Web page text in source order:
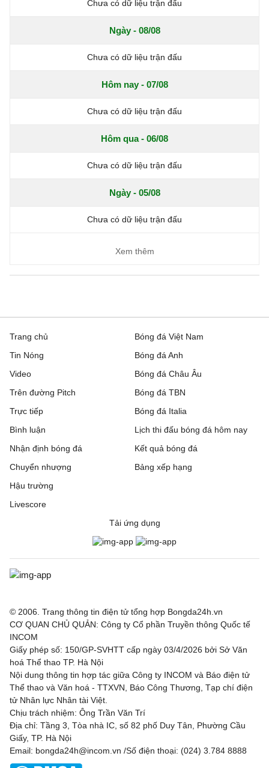
Chưa có dữ liệu trận đấu
Ngày - 08/08
Chưa có dữ liệu trận đấu
Hôm nay - 07/08
Chưa có dữ liệu trận đấu
Hôm qua - 06/08
Chưa có dữ liệu trận đấu
Ngày - 05/08
Chưa có dữ liệu trận đấu
Xem thêm
Trang chủ
Tin Nóng
Video
Trên đường Pitch
Trực tiếp
Bóng đá Việt Nam
Bóng đá Anh
Bóng đá Châu Âu
Bóng đá TBN
Bóng đá Italia
Bình luận
Nhận định bóng đá
Chuyển nhượng
Hậu trường
Livescore
Lịch thi đấu bóng đá hôm nay
Kết quả bóng đá
Bảng xếp hạng
Tải ứng dụng
© 2006. Trang thông tin điện tử tổng hợp Bongda24h.vn
CƠ QUAN CHỦ QUẢN: Công ty Cổ phần Truyền thông Quốc tế
INCOM
Giấy phép số: 150/GP-SVHTT cấp ngày 03/4/2026 bởi Sở Văn
hoá Thể thao TP. Hà Nội
Nội dung thông tin hợp tác giữa Công ty INCOM và Báo điện tử
Thể thao và Văn hoá - TTXVN, Báo Công Thương, Tạp chí điện
tử Nhân lực Nhân tài Việt.
Chịu trách nhiệm: Ông Trần Văn Trí
Địa chỉ: Tầng 3, Tòa nhà IC, số 82 phố Duy Tân, Phường Cầu
Giấy, TP. Hà Nội
Email: bongda24h@incom.vn /Số điện thoại: (024) 3.784 8888